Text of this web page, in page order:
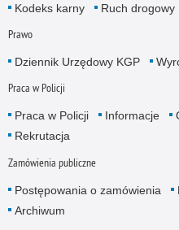
Kodeks karny
Ruch drogowy
Prawo
Dziennik Urzędowy KGP
Praca w Policji
Praca w Policji Informacje
Rekrutacja
Zamówienia publiczne
Postępowania o zamówienia
Archiwum